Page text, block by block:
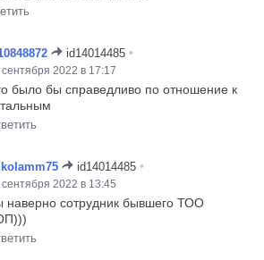
id14014485 •
сентября 2022 в 17:17
было бы справедливо по отношение к
id14014485 •
2022 в 13:45
наверно сотрудник бывшего ТОО